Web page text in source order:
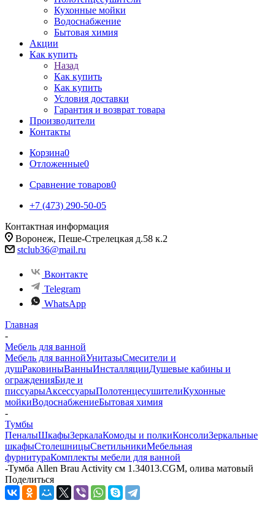
Кухонные мойки
Водоснабжение
Бытовая химия
Акции
Как купить
Назад
Как купить
Как купить
Условия доставки
Гарантия и возврат товара
Производители
Контакты
Корзина0
Отложенные0
Сравнение товаров0
+7 (473) 290-50-05
Контактная информация
Воронеж, Пеше-Стрелецкая д.58 к.2
stclub36@mail.ru
Вконтакте
Telegram
WhatsApp
Главная
-
Мебель для ванной
Мебель для ваннойУнитазыСмесители и
душРаковиныВанныИнсталляцииДушевые кабины и
огражденияБиде и
писсуарыАксессуарыПолотенцесушителиКухонные
мойкиВодоснабжениеБытовая химия
-
Тумбы
ПеналыШкафыЗеркалаКомоды и полкиКонсолиЗеркальные
шкафыСтолешницыСветильникиМебельная
фурнитураКомплекты мебели для ванной
-Тумба Allen Brau Activity см 1.34013.CGM, олива матовый
Поделиться